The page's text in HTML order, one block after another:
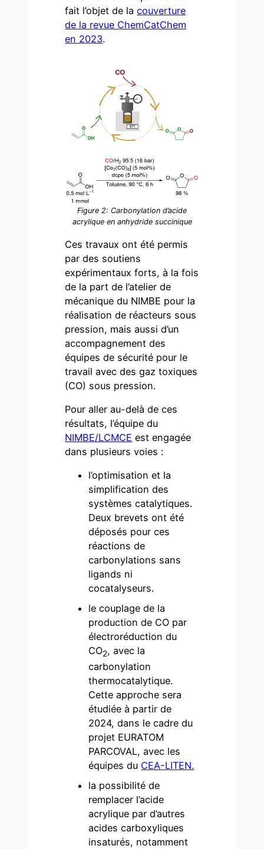
fait l’objet de lacouverture
de la revue ChemCatChem
en 2023.
Figure 2: Carbonylation d’acide
acrylique en anhydride succinique
Ces travaux ont été permis
par des soutiens
expérimentaux forts, à la fois
de la part de l’atelier de
mécanique du NIMBE pour la
réalisation de réacteurs sous
pression, mais aussi d’un
accompagnement des
équipes de sécurité pour le
travail avec des gaz toxiques
(CO) sous pression.
Pour aller au-delà de ces
résultats, l’équipe du
NIMBE/LCMCE est engagée
dans plusieurs voies :
l’optimisation et la
simplification des
systèmes catalytiques.
Deux brevets ont été
déposés pour ces
réactions de
carbonylations sans
ligands ni
cocatalyseurs.
le couplage de la
production de CO par
électroréduction du
CO2, avec la
carbonylation
thermocatalytique.
Cette approche sera
étudiée à partir de
2024, dans le cadre du
projet EURATOM
PARCOVAL, avec les
équipes du CEA-LITEN.
la possibilité de
remplacer l’acide
acrylique par d’autres
acides carboxyliques
insaturés, notamment